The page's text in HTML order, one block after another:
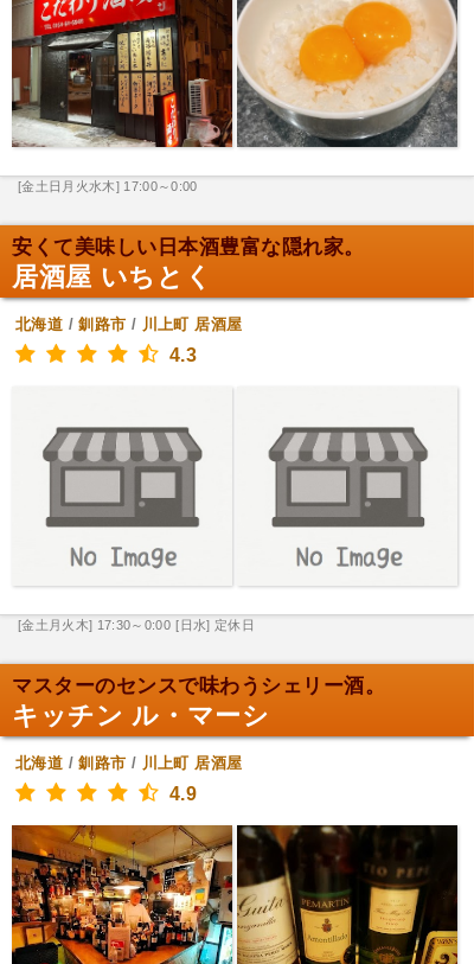
[金土日月火水木] 17:00～0:00
安くて美味しい日本酒豊富な隠れ家。
居酒屋 いちとく
北海道 /釧路市 / 川上町 居酒屋
4.3
[金土月火木] 17:30～0:00 [日水] 定休日
マスターのセンスで味わうシェリー酒。
キッチン ル・マーシ
北海道 /釧路市 / 川上町 居酒屋
4.9